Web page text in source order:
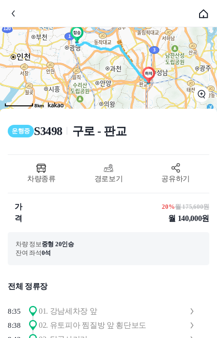
8km
운행중 S3498ㅣ 구로 - 판교
차량종류 경로보기 공유하기
가
격
20%월 175,600원
월 140,000원
차량 정보중형 20인승
잔여 좌석0석
전체 정류장
8:35 01. 강남세차장 앞
8:38 02. 유토피아 찜질방 앞 횡단보도